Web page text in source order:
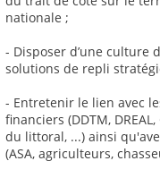
nationale ;
- Disposer d’une culture
solutions de repli
- Entretenir le lien avec
financiers (DDTM,
du littoral, ...) ainsi
(ASA, agriculteurs,